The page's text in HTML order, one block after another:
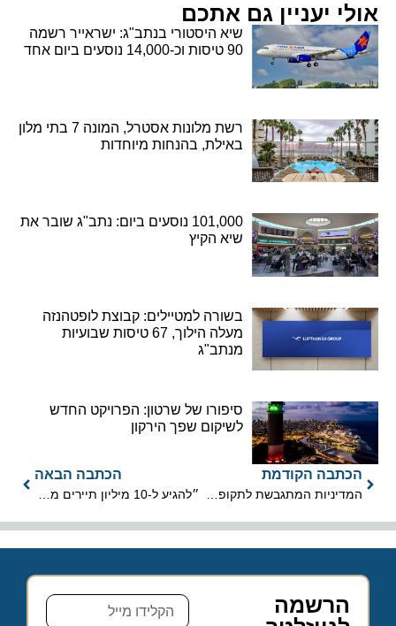
אולי יעניין גם אתכם
שיא היסטורי בנתב"ג: ישראייר רשמה
90 טיסות וכ-14,000 נוסעים ביום אחד
רשת מלונות אסטרל, המונה 7 בתי מלון
באילת, בהנחות מיוחדות
101,000 נוסעים ביום: נתב"ג שובר את
שיא הקיץ
בשורה למטיילים: קבוצת לופטהנזה
מעלה הילוך, 67 טיסות שבועיות
מנתב"ג
סיפורו של שרטון: הפרויקט החדש
לשיקום שפך הירקון
הכתבה הקודמת
המדיניות המתגבשת לתקופה שלאחר סיום המגבלות הנוכחיות
הכתבה הבאה
״להגיע ל-10 מיליון תיירים מדי שנה, שיביאו 60 מיליארד ₪ למשק״
הרשמה